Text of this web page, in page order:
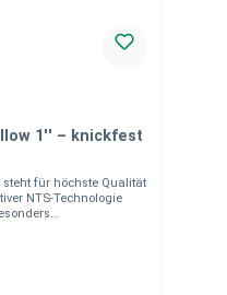
1'' – knickfest
steht für höchste Qualität
NTS-Technologie